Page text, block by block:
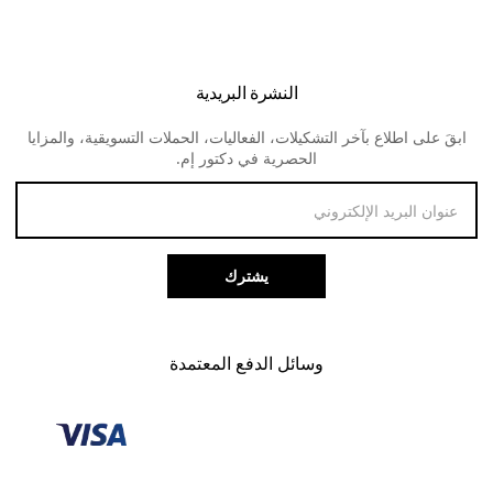
طرق الدفع
خدمة العملاء
النشرة البريدية
ابقَ على اطلاع بآخر التشكيلات، الفعاليات، الحملات التسويقية، والمزايا
الحصرية في دكتور إم.
يشترك
وسائل الدفع المعتمدة